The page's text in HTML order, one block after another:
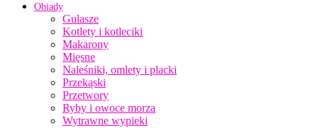
Obiady
Gulasze
Kotlety i kotleciki
Makarony
Mięsne
Naleśniki, omlety i placki
Przekąski
Przetwory
Ryby i owoce morza
Wytrawne wypieki